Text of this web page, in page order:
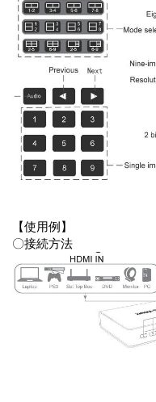
【使用例】
〇接続方法